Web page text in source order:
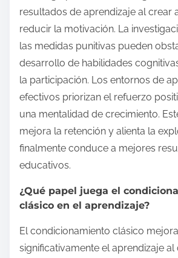
resultados de aprendizaje al crear
reducir la motivación. La
las medidas punitivas pueden
desarrollo de habilidades
la participación. Los entornos de
efectivos priorizan el refuerzo
una mentalidad de crecimiento.
mejora la retención y alienta la
finalmente conduce a mejores
educativos.
¿Qué papel juega el
clásico en el aprendizaje?
El condicionamiento clásico mejora
significativamente el aprendizaje al